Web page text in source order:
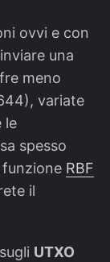
ovvi e con
una
meno
variate
le
spesso
funzione RBF
il
UTXO